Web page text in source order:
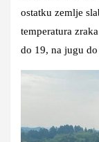
ostatku zemlje
temperatura
do 19, na jugu do